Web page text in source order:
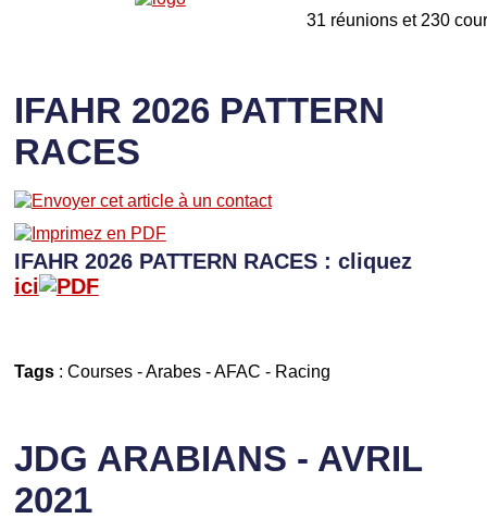
31 réunions et 230
IFAHR 2026 PATTERN
RACES
IFAHR 2026 PATTERN RACES : cliquez
ici
Tags: Courses-Arabes-AFAC - Racing
JDG ARABIANS - AVRIL
2021